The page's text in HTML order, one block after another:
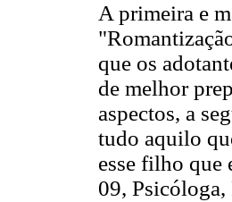
A primeira e
que os
de melhor
aspectos, a
tudo aquilo
esse filho que
09,